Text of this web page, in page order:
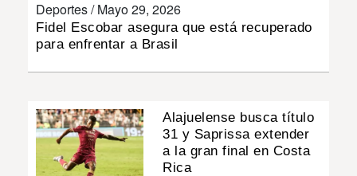
Deportes /Mayo 29, 2026
Fidel Escobar asegura que está recuperado
para enfrentar a Brasil
Alajuelense busca título
31 y Saprissa extender
a la gran final en Costa
Rica